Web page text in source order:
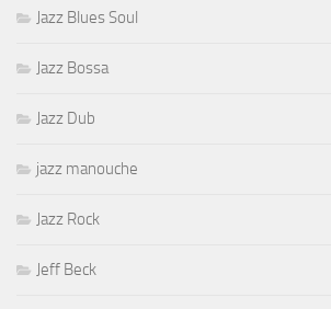
Jazz Blues Soul
Jazz Bossa
Jazz Dub
jazz manouche
Jazz Rock
Jeff Beck